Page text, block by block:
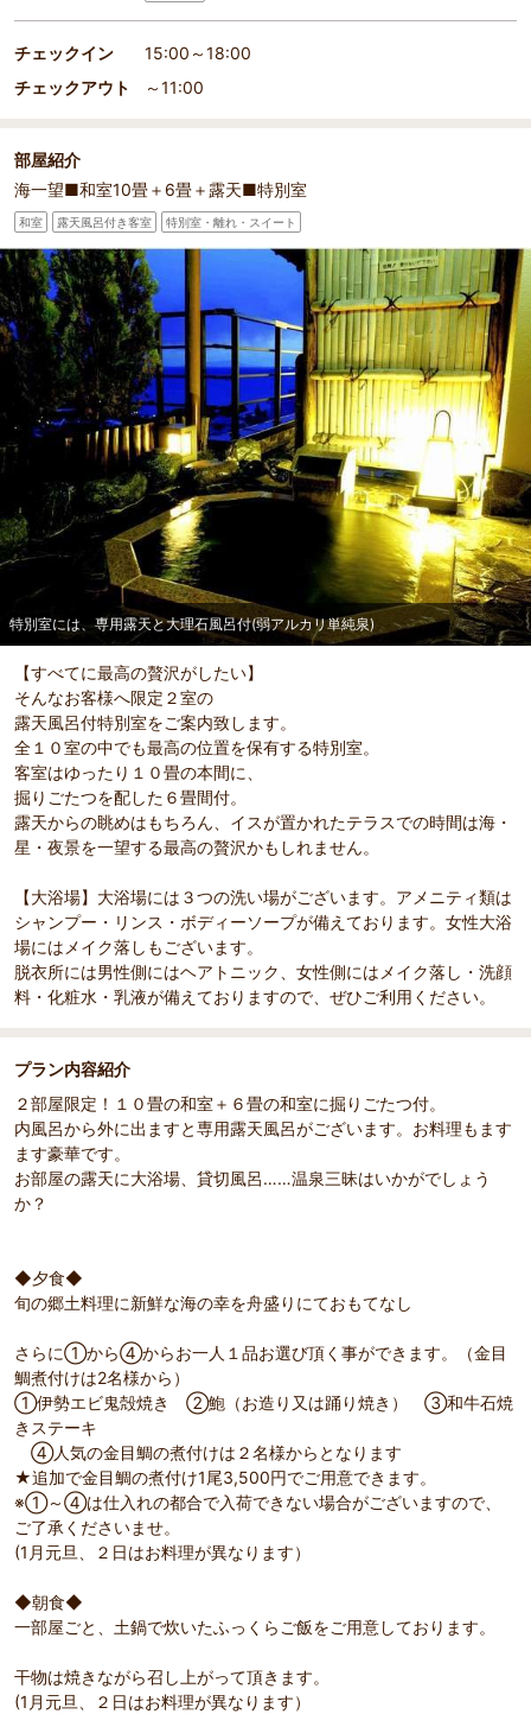
チェックイン
15:00～18:00
チェックアウト
～11:00
部屋紹介
海一望■和室10畳＋6畳＋露天■特別室
和室 露天風呂付き客室 特別室・離れ・スイート
特別室には、専用露天と大理石風呂付(弱アルカリ単純泉)
【すべてに最高の贅沢がしたい】
そんなお客様へ限定２室の
露天風呂付特別室をご案内致します。
全１０室の中でも最高の位置を保有する特別室。
客室はゆったり１０畳の本間に、
掘りごたつを配した６畳間付。
露天からの眺めはもちろん、イスが置かれたテラスでの時間は海・
星・夜景を一望する最高の贅沢かもしれません。
【大浴場】大浴場には３つの洗い場がございます。アメニティ類は
シャンプー・リンス・ボディーソープが備えております。女性大浴
場にはメイク落しもございます。
脱衣所には男性側にはヘアトニック、女性側にはメイク落し・洗顔
料・化粧水・乳液が備えておりますので、ぜひご利用ください。
プラン内容紹介
２部屋限定！１０畳の和室＋６畳の和室に掘りごたつ付。
内風呂から外に出ますと専用露天風呂がございます。お料理もます
ます豪華です。
お部屋の露天に大浴場、貸切風呂……温泉三昧はいかがでしょう
か？
◆夕食◆
旬の郷土料理に新鮮な海の幸を舟盛りにておもてなし
さらに①から④からお一人１品お選び頂く事ができます。（金目
鯛煮付けは2名様から）
①伊勢エビ鬼殻焼き ②鮑（お造り又は踊り焼き） ③和牛石焼
きステーキ
④人気の金目鯛の煮付けは２名様からとなります
★追加で金目鯛の煮付け1尾3,500円でご用意できます。
※①～④は仕入れの都合で入荷できない場合がございますので、
ご了承くださいませ。
(1月元旦、２日はお料理が異なります）
◆朝食◆
一部屋ごと、土鍋で炊いたふっくらご飯をご用意しております。
干物は焼きながら召し上がって頂きます。
(1月元旦、２日はお料理が異なります）
部屋詳細
特別室には、専用露天と大理石風呂付(弱アルカリ単純
泉)